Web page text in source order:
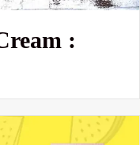
: